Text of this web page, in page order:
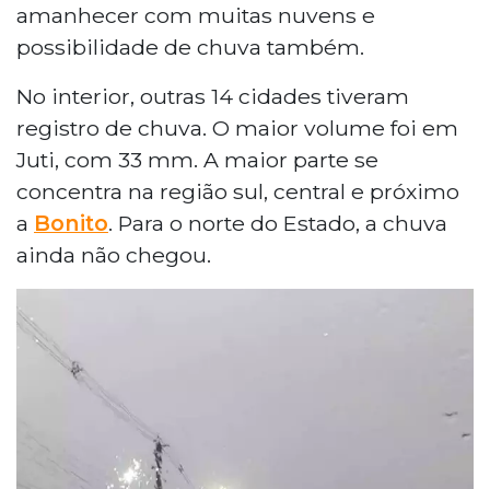
amanhecer com muitas nuvens e
possibilidade de chuva também.
No interior, outras 14 cidades tiveram
registro de chuva. O maior volume foi em
Juti, com 33 mm. A maior parte se
concentra na região sul, central e próximo
a Bonito. Para o norte do Estado, a chuva
ainda não chegou.